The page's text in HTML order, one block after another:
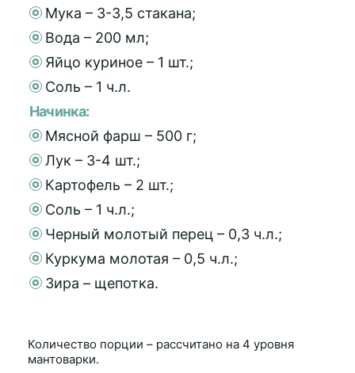
Мука – 3-3,5 стакана;
Вода – 200 мл;
Яйцо куриное – 1 шт.;
Соль – 1 ч.л.
Начинка:
Мясной фарш – 500 г;
Лук – 3-4 шт.;
Картофель – 2 шт.;
Соль – 1 ч.л.;
Черный молотый перец – 0,3 ч.л.;
Куркума молотая – 0,5 ч.л.;
Зира – щепотка.
Количество порции – рассчитано на 4 уровня
мантоварки.